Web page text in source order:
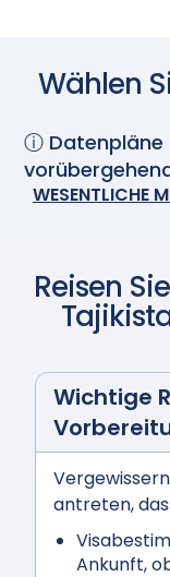
Wählen
ⓘ Datenpläne
WESENTLICHE
Reisen
Wichtige
antreten,
Ankunft,